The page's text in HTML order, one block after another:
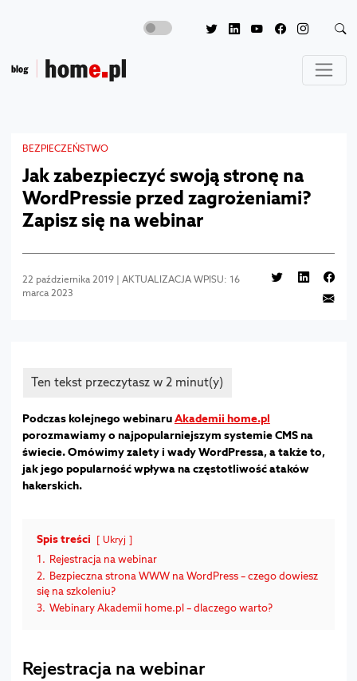
BEZPIECZEŃSTWO
Jak zabezpieczyć swoją stronę na
WordPressie przed zagrożeniami?
Zapisz się na webinar
22 października 2019 | AKTUALIZACJA WPISU: 16
marca 2023
Podczas kolejnego webinaruAkademii home.pl
porozmawiamy o najpopularniejszym systemie CMS na
świecie. Omówimy zalety i wady WordPressa, a także to,
jak jego popularność wpływa na częstotliwość ataków
hakerskich.
Spis treści Ukryj
1. Rejestracja na webinar
2. Bezpieczna strona WWW na WordPress – czego dowiesz
się na szkoleniu?
3. Webinary Akademii home.pl – dlaczego warto?
Rejestracja na webinar